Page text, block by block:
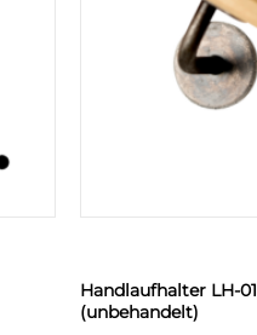
Handlaufhalter LH-01
(unbehandelt)